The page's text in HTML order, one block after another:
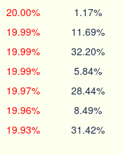
20.00% 1.17%
19.99% 11.69%
19.99% 32.20%
19.99% 5.84%
19.97% 28.44%
19.96% 8.49%
19.93% 31.42%